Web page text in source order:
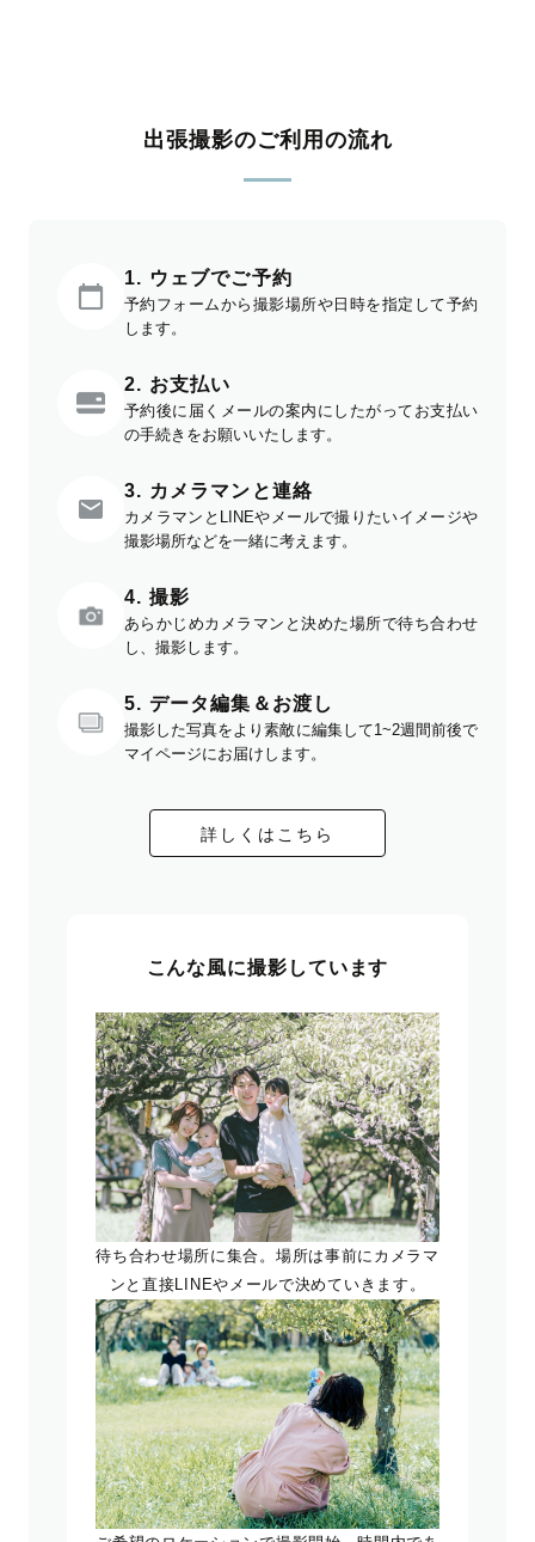
出張撮影のご利用の流れ
1. ウェブでご予約
予約フォームから撮影場所や日時を指定して予約
します。
2. お支払い
予約後に届くメールの案内にしたがってお支払い
の手続きをお願いいたします。
3. カメラマンと連絡
カメラマンとLINEやメールで撮りたいイメージや
撮影場所などを一緒に考えます。
4. 撮影
あらかじめカメラマンと決めた場所で待ち合わせ
し、撮影します。
5. データ編集＆お渡し
撮影した写真をより素敵に編集して1~2週間前後で
マイページにお届けします。
詳しくはこちら
こんな風に撮影しています
待ち合わせ場所に集合。場所は事前にカメラマ
ンと直接LINEやメールで決めていきます。